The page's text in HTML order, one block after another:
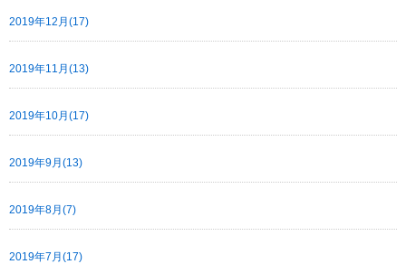
2019年12月(17)
2019年11月(13)
2019年10月(17)
2019年9月(13)
2019年8月(7)
2019年7月(17)